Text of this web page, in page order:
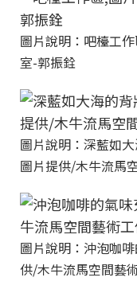
圖片說明：吧檯工
室-郭振銓
圖片說明：深藍如
圖片提供/木牛流馬
圖片說明：沖泡咖
供/木牛流馬空間藝